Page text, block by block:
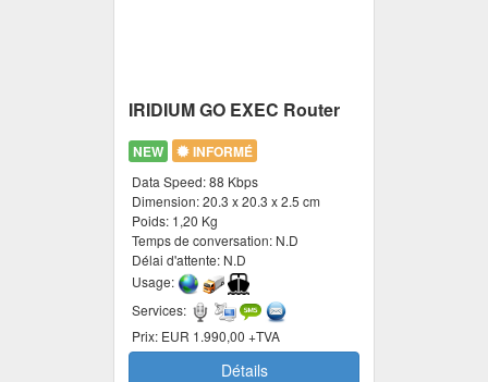
IRIDIUM GO EXEC Router
NEW INFORMÉ
Data Speed:88 Kbps
Dimension:20.3 x 20.3 x 2.5 cm
Poids: 1,20 Kg
Temps de conversation: N.D
Délai d'attente: N.D
Usage:
Services:
Prix: EUR 1.990,00 +TVA
Détails